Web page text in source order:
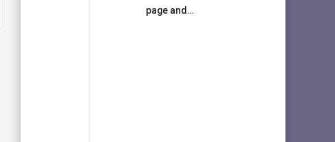
page and…